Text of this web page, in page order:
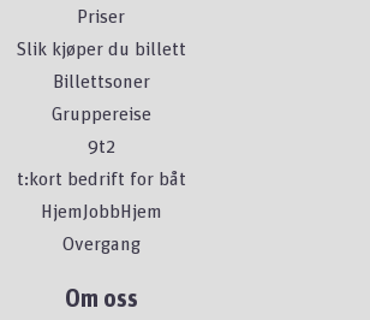
Priser
Slik kjøper du billett
Billettsoner
Gruppereise
9t2
t:kort bedrift for båt
HjemJobbHjem
Overgang
Om oss